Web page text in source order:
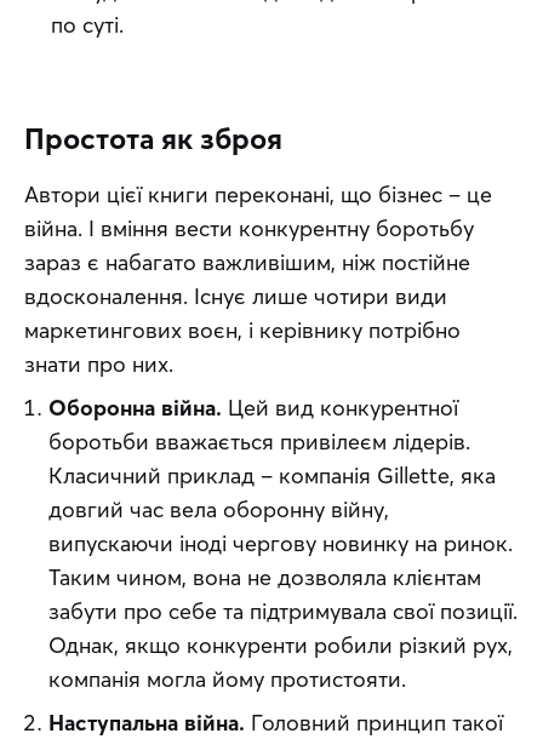
по суті.
Простота як зброя
Автори цієї книги переконані, що бізнес – це
війна. І вміння вести конкурентну боротьбу
зараз є набагато важливішим, ніж постійне
вдосконалення. Існує лише чотири види
маркетингових воєн, і керівнику потрібно
знати про них.
Оборонна війна. Цей вид конкурентної
боротьби вважається привілеєм лідерів.
Класичний приклад – компанія Gillette, яка
довгий час вела оборонну війну,
випускаючи іноді чергову новинку на ринок.
Таким чином, вона не дозволяла клієнтам
забути про себе та підтримувала свої позиції.
Однак, якщо конкуренти робили різкий рух,
компанія могла йому протистояти.
Наступальна війна. Головний принцип такої